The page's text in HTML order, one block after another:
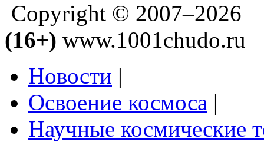
Copyright © 2007–2026
(16+) www.1001chudo.ru
Новости |
Освоение космоса |
Научные космические